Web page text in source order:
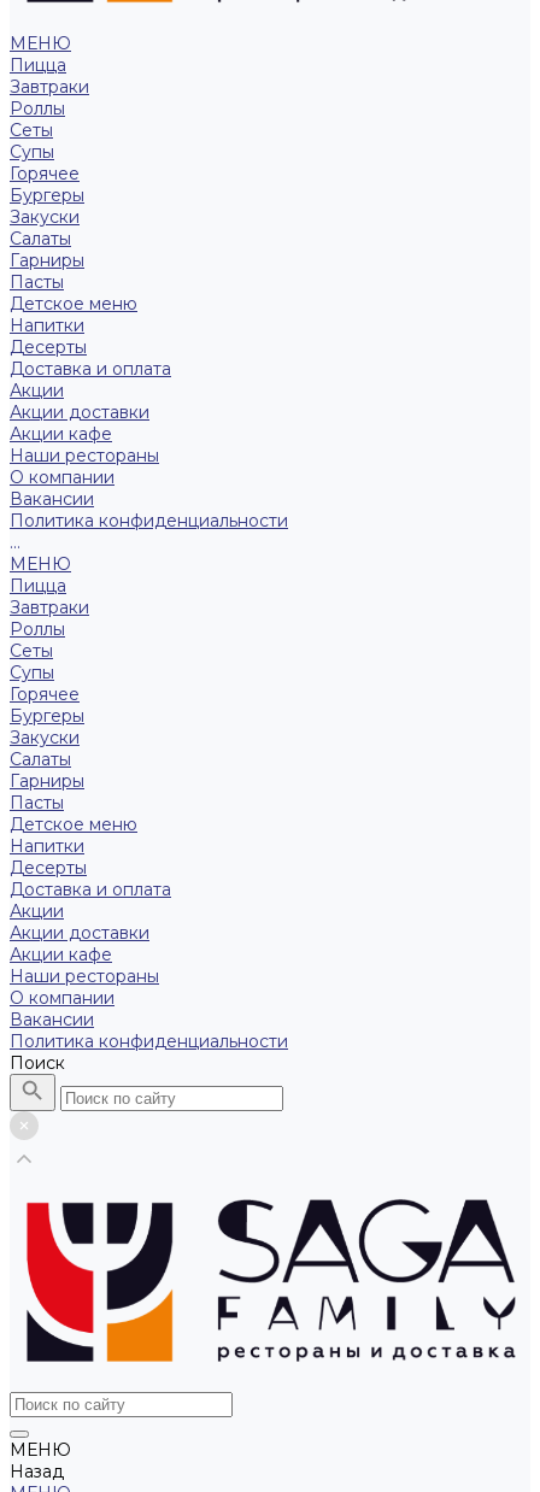
МЕНЮ
Пицца
Завтраки
Роллы
Сеты
Супы
Горячее
Бургеры
Закуски
Салаты
Гарниры
Пасты
Детское меню
Напитки
Десерты
Доставка и оплата
Акции
Акции доставки
Акции кафе
Наши рестораны
О компании
Вакансии
Политика конфиденциальности
...
МЕНЮ
Пицца
Завтраки
Роллы
Сеты
Супы
Горячее
Бургеры
Закуски
Салаты
Гарниры
Пасты
Детское меню
Напитки
Десерты
Доставка и оплата
Акции
Акции доставки
Акции кафе
Наши рестораны
О компании
Вакансии
Политика конфиденциальности
Поиск
МЕНЮ
Назад